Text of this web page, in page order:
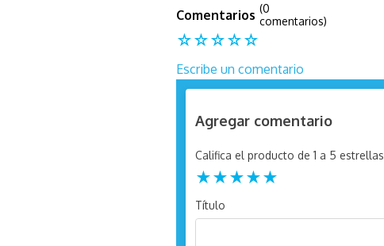
☆☆☆☆☆
(0
comentarios)
Escribe un comentario
Agregar comentario
Título
Califica el producto de 1 a 5 estrellas
★★★★★